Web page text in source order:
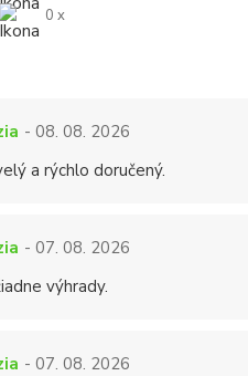
0 x
- 08. 08. 2026
a rýchlo doručený.
- 07. 08. 2026
výhrady.
- 07. 08. 2026